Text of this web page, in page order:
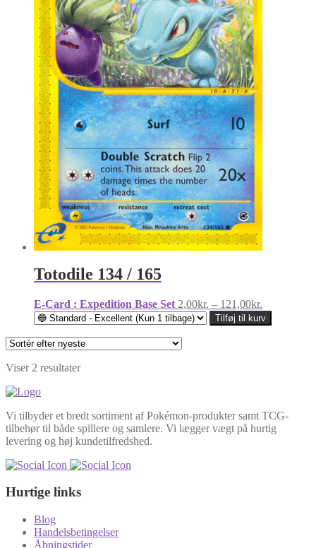
Totodile 134 / 165
E-Card : Expedition Base Set 2,00kr. – 121,00kr.
2,00kr.
til
Tilføj til kurv
Viser 2 resultaterSorteret
Vi tilbyder et bredt sortiment af Pokémon-produkter samt TCG-
tilbehør til både spillere og samlere. Vi lægger vægt på hurtig
levering og høj kundetilfredshed.
Hurtige links
Blog
Handelsbetingelser
Åbningstider